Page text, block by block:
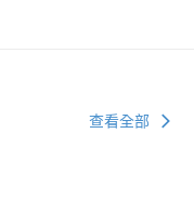
查看全部